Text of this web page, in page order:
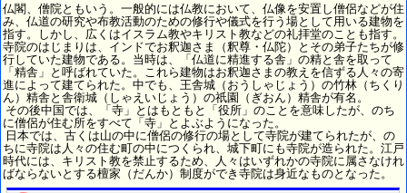
仏閣、僧院ともいう。一般的には仏教において、仏像を安置し僧侶などが住
み、仏道の研究や布教活動のための修行や儀式を行う場として用いる建物を
指す。しかし、広くはイスラム教やキリスト教などの礼拝堂のことも指す。
寺院のはじまりは、インドでお釈迦さま（釈尊・仏陀）とその弟子たちが修
行していた建物である。当時は、「仏道に精進する舎」の精と舎を取って
「精舎」と呼ばれていた。これら建物はお釈迦さまの教えを信ずる人々の寄
進によって建てられた。中でも、王舎城（おうしゃじょう）の竹林（ちくり
ん）精舎と舎衛城（しゃえいじょう）の祇園（ぎおん）精舎が有名。
その後中国では、「寺」とはもともと「役所」のことを意味したが、のち
に僧侶が住む所をすべて「寺」とよぶようになった。
日本では、古くは山の中に僧侶の修行の場として寺院が建てられたが、の
ちに寺院は人々の住む町の中につくられ、城下町にも寺院が造られた。江戸
時代には、キリスト教を禁止するため、人々はいずれかの寺院に属さなけれ
ばならないとする檀家（だんか）制度ができ寺院は身近なものとなった。